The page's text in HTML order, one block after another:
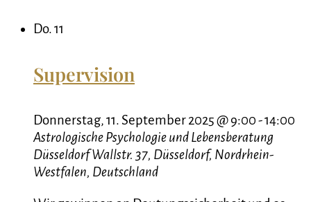
Do.11
Supervision
Donnerstag, 11. September 2025 @ 9:00-14:00
Astrologische Psychologie und Lebensberatung
DüsseldorfWallstr. 37, Düsseldorf, Nordrhein-
Westfalen, Deutschland